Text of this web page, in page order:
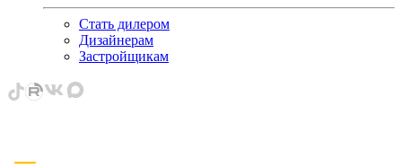
Стать дилером
Дизайнерам
Застройщикам